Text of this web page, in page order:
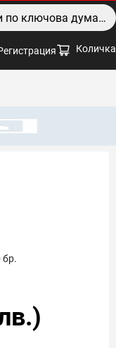
Количка
бр.